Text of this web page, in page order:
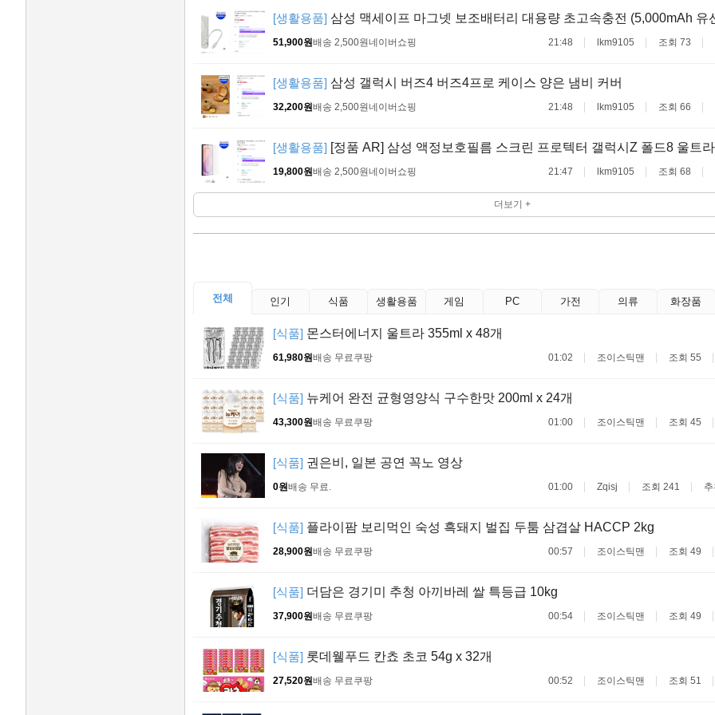
[생활용품] 삼성 맥세이프 마그넷 보조배터리 대용량 초고속충전 (5,000mAh 유
51,900원배송 2,500원네이버쇼핑 21:48 lkm9105 조회 73
[생활용품] 삼성 갤럭시 버즈4 버즈4프로 케이스 양은 냄비 커버
32,200원배송 2,500원네이버쇼핑 21:48 lkm9105 조회 66
[생활용품] [정품 AR] 삼성 액정보호필름 스크린 프로텍터 갤럭시Z 폴드8 울트
19,800원배송 2,500원네이버쇼핑 21:47 lkm9105 조회 68
더보기 +
전체 인기 식품 생활용품 게임 PC 가전 의류 화장품
[식품] 몬스터에너지 울트라 355ml x 48개
61,980원배송 무료쿠팡 01:02 조이스틱맨 조회 55
[식품] 뉴케어 완전 균형영양식 구수한맛 200ml x 24개
43,300원배송 무료쿠팡 01:00 조이스틱맨 조회 45
[식품] 권은비, 일본 공연 꼭노 영상
0원배송 무료. 01:00 Zqisj 조회 241
[식품] 플라이팜 보리먹인 숙성 흑돼지 벌집 두툼 삼겹살 HACCP 2kg
28,900원배송 무료쿠팡 00:57 조이스틱맨 조회 49
[식품] 더담은 경기미 추청 아끼바레 쌀 특등급 10kg
37,900원배송 무료쿠팡 00:54 조이스틱맨 조회 49
[식품] 롯데웰푸드 칸쵸 초코 54g x 32개
27,520원배송 무료쿠팡 00:52 조이스틱맨 조회 51